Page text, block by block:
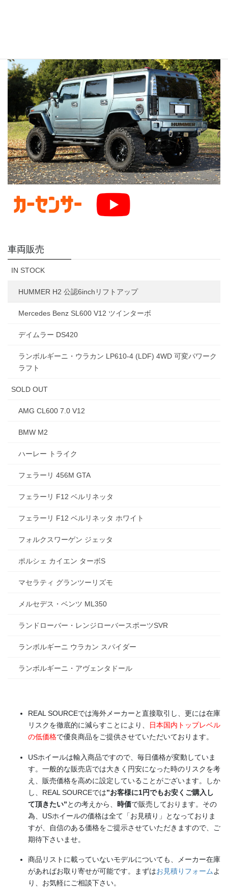
車両販売
IN STOCK
HUMMER H2 公認6inchリフトアップ
Mercedes Benz SL600 V12 ツインターボ
デイムラー DS420
ランボルギーニ・ウラカン LP610-4 (LDF) 4WD 可変パワーク
ラフト
SOLD OUT
AMG CL600 7.0 V12
BMW M2
ハーレー トライク
フェラーリ 456M GTA
フェラーリ F12 ベルリネッタ
フェラーリ F12 ベルリネッタ ホワイト
フォルクスワーゲン ジェッタ
ポルシェ カイエン ターボS
マセラティ グランツーリズモ
メルセデス・ベンツ ML350
ランドローバー・レンジローバースポーツSVR
ランボルギーニ ウラカン スパイダー
ランボルギーニ・アヴェンタドール
REAL SOURCEでは海外メーカーと直接取引し、更には在庫
リスクを徹底的に減らすことにより、
日本国内トップレベル
の低価格で優良商品をご提供させていただいております。
USホイールは輸入商品ですので、毎日価格が変動していま
す。一般的な販売店では大きく円安になった時のリスクを考
え、販売価格を高めに設定していることがございます。しか
し、REAL SOURCEでは”お客様に1円でもお安くご購入し
て頂きたい”との考えから、 時価で販売しております。その
為、USホイールの価格は全て「お見積り」となっておりま
すが、自信のある価格をご提示させていただきますので、ご
期待下さいませ。
商品リストに載っていないモデルについても、メーカー在庫
があればお取り寄せが可能です。まずはお見積りフォームよ
り、お気軽にご相談下さい。